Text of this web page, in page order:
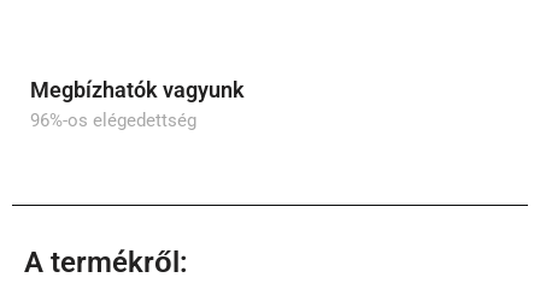
Megbízhatók vagyunk
96%-os elégedettség
A termékről: